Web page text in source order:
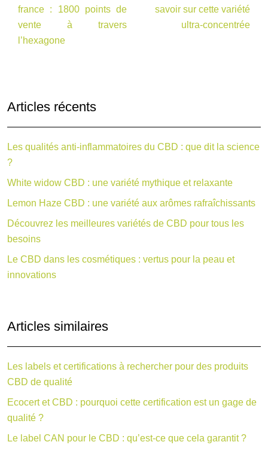
france : 1800 points de
vente à travers
l’hexagone
savoir sur cette variété
ultra-concentrée
Articles récents
Les qualités anti-inflammatoires du CBD : que dit la science
?
White widow CBD : une variété mythique et relaxante
Lemon Haze CBD : une variété aux arômes rafraîchissants
Découvrez les meilleures variétés de CBD pour tous les
besoins
Le CBD dans les cosmétiques : vertus pour la peau et
innovations
Articles similaires
Les labels et certifications à rechercher pour des produits
CBD de qualité
Ecocert et CBD : pourquoi cette certification est un gage de
qualité ?
Le label CAN pour le CBD : qu’est-ce que cela garantit ?